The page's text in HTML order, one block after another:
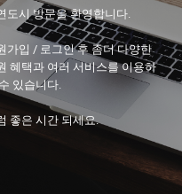
도시 방문을 환영합니다.
가입 / 로그인 후 좀더 다양한
혜택과 여러 서비스를 이용하
있습니다.
좋은 시간 되세요.